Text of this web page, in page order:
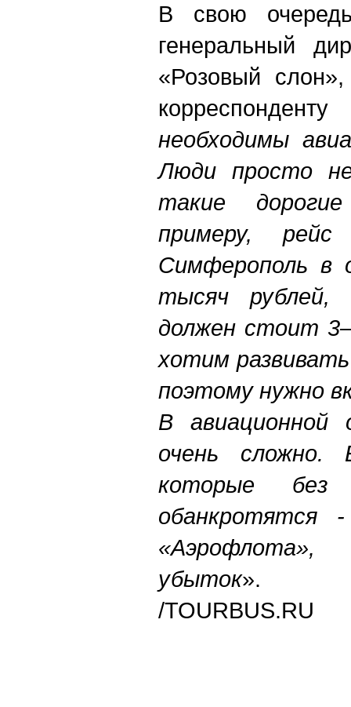
В свою
генеральный
«Розовый
необходимы
Люди просто
такие
примеру,
Симферополь в
тысяч
должен стоит
хотим
поэтому нужно
В авиационной
очень сложно.
которые без
обанкротятся
убыток».
/TOURBUS.RU